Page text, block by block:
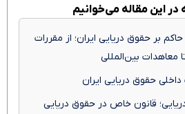
در این مقاله می‌خوانیم
بر حقوق دریایی ایران؛ از مقررات
معاهدات بین‌المللی
داخلی حقوق دریایی ایران
قانون خاص در حقوق دریایی